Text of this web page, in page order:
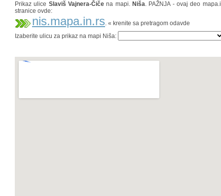
Prikaz ulice Slaviš Vajnera-Čiče na mapi. Niša. PAŽNJA - ovaj deo
stranice ovde:
nis.mapa.in.rs. « krenite sa pretragom odavde
Izaberite ulicu za prikaz na mapi Niša: